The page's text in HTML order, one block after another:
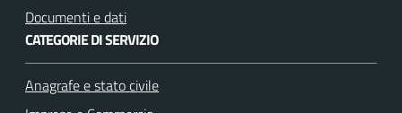
Documenti e dati
CATEGORIE DI SERVIZIO
Anagrafe e stato civile